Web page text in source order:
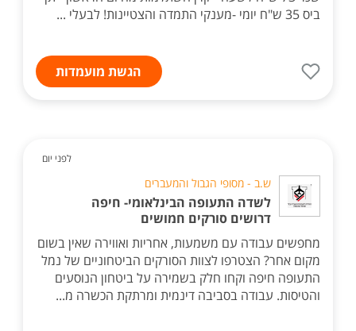
ביס 35 ש"ח יומי -מענקי התמדה והצטיינות! לבעלי ...
הגשת מועמדות
לפני יום
ש.ב - מסופי הגבול והמעברים
לשדה התעופה הבינלאומי- חיפה
דרושים סורקים חמושים
מחפשים עבודה עם משמעות, אחריות ואווירה שאין בשום
מקום אחר? הצטרפו לצוות הסורקים הביטחוניים של נמל
התעופה חיפה וקחו חלק בשמירה על ביטחון הנוסעים
והטיסות. עבודה בסביבה דינמית ומרתקת הכשרה מ...